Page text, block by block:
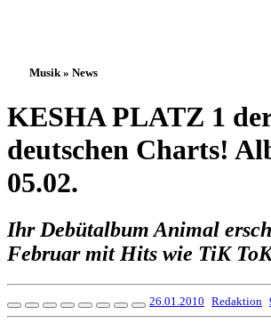
Musik » News
KESHA PLATZ 1
deutschen Charts!
05.02.
Ihr Debütalbum Animal
Februar mit Hits wie TiK
26.01.2010 Redaktion